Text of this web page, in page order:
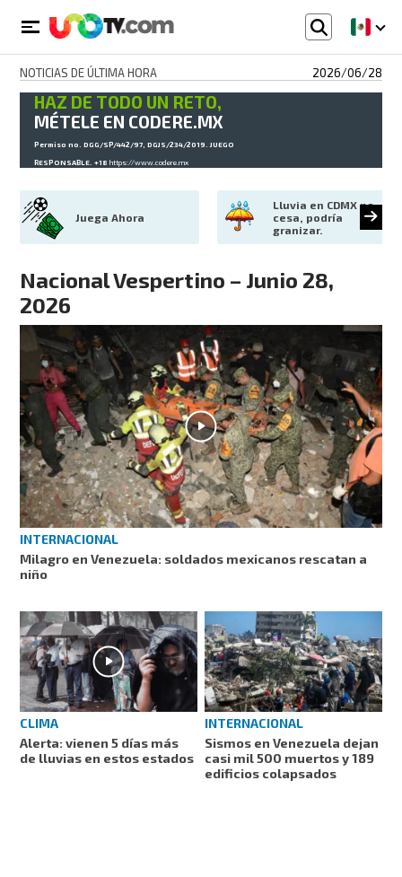
NOTICIAS DE ÚLTIMA HORA 2026/06/28
HAZ DE TODO UN RETO,
MÉTELE EN CODERE.MX
Permiso no. DGG/SP/442/97, DGJS/234/2019. JUEGO
RESPONSABLE. +18https://www.codere.mx
Juega Ahora
Lluvia en CDMX no
cesa, podría
granizar.
Nacional Vespertino – Junio 28,
2026
INTERNACIONAL
Milagro en Venezuela: soldados mexicanos rescatan a
niño
CLIMA
Alerta: vienen 5 días más
de lluvias en estos estados
INTERNACIONAL
Sismos en Venezuela dejan
casi mil 500 muertos y 189
edificios colapsados